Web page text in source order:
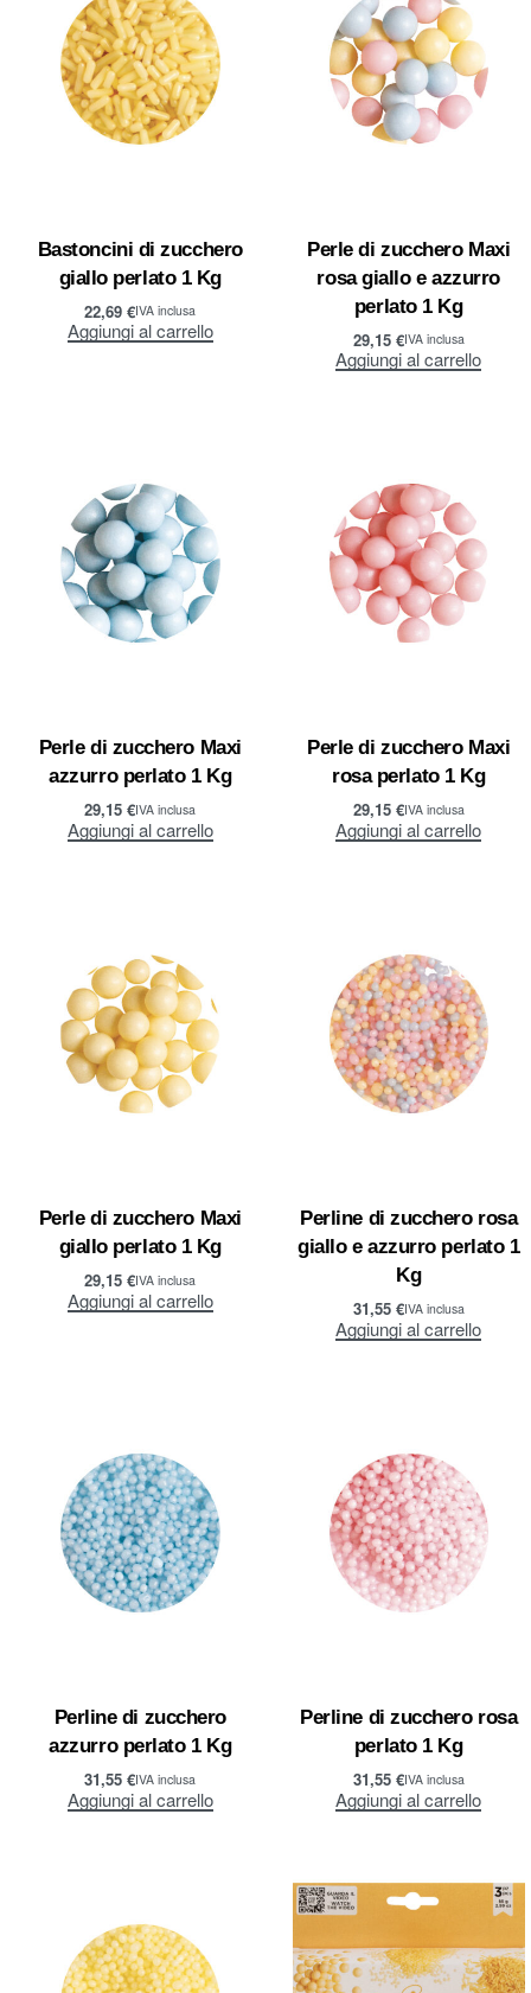
Bastoncini di zucchero
giallo perlato 1 Kg
22,69€IVA inclusa
Aggiungi al carrello
Perle di zucchero Maxi
rosa giallo e azzurro
perlato 1 Kg
29,15 €IVA inclusa
Aggiungi al carrello
Perle di zucchero Maxi
azzurro perlato 1 Kg
29,15€IVA inclusa
Aggiungi al carrello
Perle di zucchero Maxi
rosa perlato 1 Kg
29,15 €IVA inclusa
Aggiungi al carrello
Perle di zucchero Maxi
giallo perlato 1 Kg
29,15€IVA inclusa
Aggiungi al carrello
Perline di zucchero rosa
giallo e azzurro perlato 1
Kg
31,55 €IVA inclusa
Aggiungi al carrello
Perline di zucchero
azzurro perlato 1 Kg
31,55€IVA inclusa
Aggiungi al carrello
Perline di zucchero rosa
perlato 1 Kg
31,55 €IVA inclusa
Aggiungi al carrello